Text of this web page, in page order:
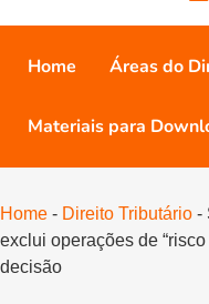
Home Áreas do
Materiais para
Home - Direito Tributário -
exclui operações de
decisão